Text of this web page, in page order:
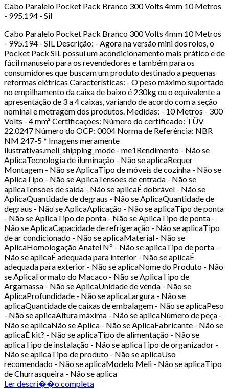
Cabo Paralelo Pocket Pack Branco 300 Volts 4mm 10 Metros
- 995.194 - Sil
Cabo Paralelo Pocket Pack Branco 300 Volts 4mm 10 Metros
- 995.194 - SIL Descrição: - Agora na versão mini dos rolos, o
Pocket Pack SIL possui um acondicionamento mais prático e de
fácil manuseio para os revendedores e também para os
consumidores que buscam um produto destinado a pequenas
reformas elétricas Características: - O peso máximo suportado
no empilhamento da caixa de baixo é 230kg ou o equivalente a
apresentação de 3 a 4 caixas, variando de acordo com a seção
nominal e metragem dos produtos. Medidas: - 10 Metros - 300
Volts - 4 mm² Certificações: Número do certificado: TÜV
22.0247 Número do OCP: 0004 Norma de Referência: NBR
NM 247-5 * Imagens meramente
ilustrativas.meli_shipping_mode - me1Rendimento - Não se
AplicaTecnologia de iluminação - Não se aplicaRequer
Montagem - Não se AplicaTipo de móveis de cozinha - Não se
AplicaTipo - Não se AplicaTensões de entrada - Não se
aplicaTensões de saída - Não se aplicaÉ dobrável - Não se
AplicaQuantidade de degraus - Não se AplicaQuantidade de
degraus - Não se AplicaAplicação - Não se aplicaTipo de ponta
- Não se AplicaTipo de ponta - Não se AplicaTipo de ponta -
Não se AplicaCapacidade de refrigeração - Não se aplicaTipo
de ar condicionado - Não se aplicaMaterial - Não se
AplicaHomologação Anatel Nº - Não se aplicaTipo de porta -
Não se aplicaÉ adequada para interior - Não se aplicaÉ
adequada para exterior - Não se aplicaNome do Produto - Não
se AplicaFormato do Macaco - Não se AplicaTipo de
Argamassa - Não se AplicaUnidade de venda - Não se
AplicaProfundidade - Não se aplicaLargura - Não se
aplicaQuantidade de caixas de embalagem - Não se aplicaPeso
- Não se aplicaAltura máxima - Não se aplicaNúmero de peça -
Não se aplicaNão se Aplica - Não se AplicaFabricante - Não se
aplicaÉ kit? - Não se aplicaTipo de alimentação - Não se
aplicaTipo de instalação - Não se aplicaTipo de organizador -
Não se aplicaTipo de produto - Não se aplicaUso
recomendado - Não se aplicaModelo Meli - Não se aplicaTipo
de Churrasqueira - Não se aplica
Ler descri��o completa